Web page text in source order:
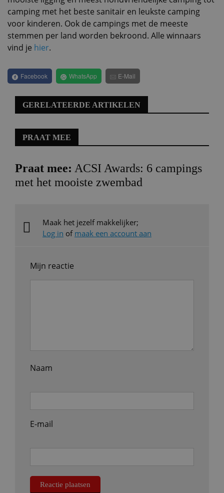
camping met het beste sanitair en leukste camping
voor kinderen. Ook de campings met de meeste
stemmen per land worden bekroond. Alle winnaars
vind je hier.
Facebook WhatsApp E-Mail
GERELATEERDE ARTIKELEN
PRAAT MEE
Praat mee: ACSI Awards: 6 campings
met het mooiste zwembad
Maak het jezelf makkelijker;
Log in of maak een account aan
Mijn reactie
Naam
E-mail